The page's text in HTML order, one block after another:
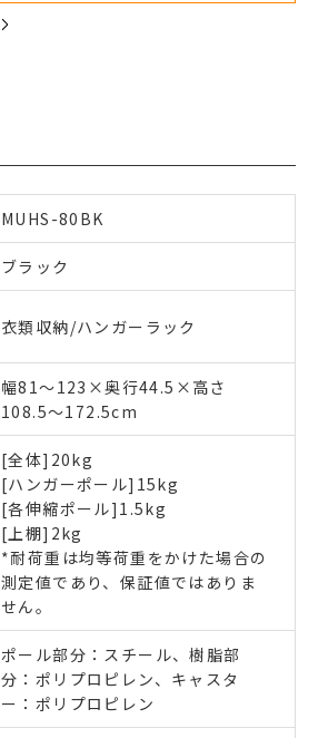
MUHS-80BK
ブラック
衣類収納/ハンガーラック
幅81～123×奥行44.5×高さ
108.5～172.5cm
[全体]20kg
[ハンガーポール]15kg
[各伸縮ポール]1.5kg
[上棚]2kg
*耐荷重は均等荷重をかけた場合の
測定値であり、保証値ではありま
せん。
ポール部分：スチール、樹脂部
分：ポリプロピレン、キャスタ
ー：ポリプロピレン